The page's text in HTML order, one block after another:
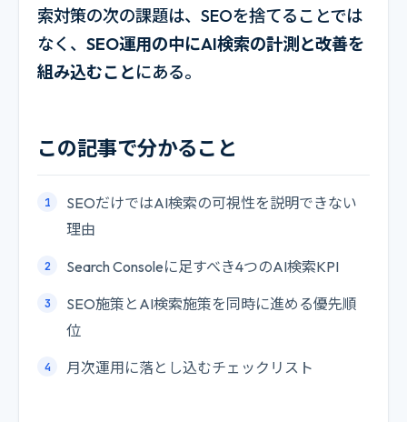
索対策の次の課題は、SEOを捨てることでは
なく、 SEO運用の中にAI検索の計測と改善を
組み込むことにある。
この記事で分かること
SEOだけではAI検索の可視性を説明できない
理由
Search Consoleに足すべき4つのAI検索KPI
SEO施策とAI検索施策を同時に進める優先順
位
月次運用に落とし込むチェックリスト